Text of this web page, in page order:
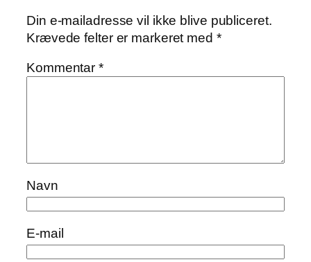
Din e-mailadresse vil ikke blive publiceret.
Krævede felter er markeret med *
Kommentar*
Navn
E-mail